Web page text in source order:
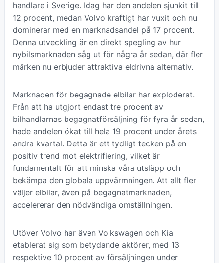
handlare i Sverige. Idag har den andelen sjunkit till
12 procent, medan Volvo kraftigt har vuxit och nu
dominerar med en marknadsandel på 17 procent.
Denna utveckling är en direkt spegling av hur
nybilsmarknaden såg ut för några år sedan, där fler
märken nu erbjuder attraktiva eldrivna alternativ.
Marknaden för begagnade elbilar har exploderat.
Från att ha utgjort endast tre procent av
bilhandlarnas begagnatförsäljning för fyra år sedan,
hade andelen ökat till hela 19 procent under årets
andra kvartal. Detta är ett tydligt tecken på en
positiv trend mot elektrifiering, vilket är
fundamentalt för att minska våra utsläpp och
bekämpa den globala uppvärmningen. Att allt fler
väljer elbilar, även på begagnatmarknaden,
accelererar den nödvändiga omställningen.
Utöver Volvo har även Volkswagen och Kia
etablerat sig som betydande aktörer, med 13
respektive 10 procent av försäljningen under